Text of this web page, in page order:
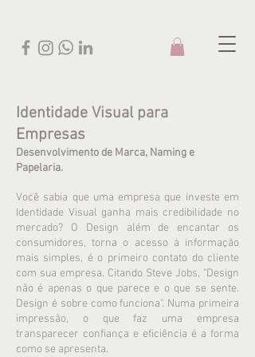
Identidade Visual para
Empresas
Desenvolvimento de Marca, Naming e
Papelaria.
Você sabia que uma empresa que investe em
Identidade Visual ganha mais credibilidade no
mercado? O Design além de encantar os
consumidores, torna o acesso à informação
mais simples, é o primeiro contato do cliente
com sua empresa. Citando Steve Jobs, "Design
não é apenas o que parece e o que se sente.
Design é sobre como funciona". Numa primeira
impressão, o que faz uma empresa
transparecer confiança e eficiência é a forma
como se apresenta.